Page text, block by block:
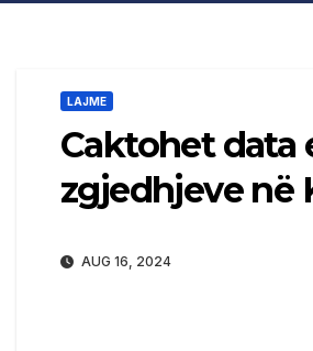
LAJME
Caktohet data
zgjedhjeve në
AUG 16, 2024